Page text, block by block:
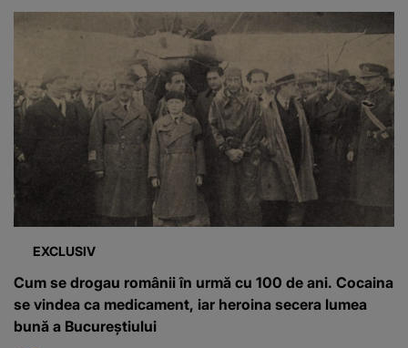
EXCLUSIV
Cum se drogau românii în urmă cu 100 de ani. Cocaina
se vindea ca medicament, iar heroina secera lumea
bună a Bucureștiului